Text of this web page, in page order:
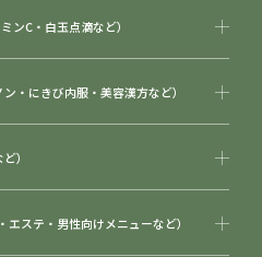
ンC・白玉点滴など）
ン・にきび内服・美容漢方など）
）
エステ・男性向けメニューなど）